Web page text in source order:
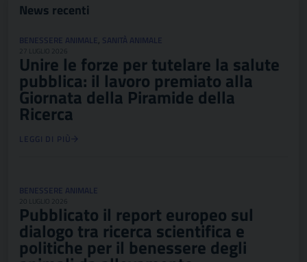
News recenti
BENESSERE ANIMALE, SANITÀ ANIMALE
27 LUGLIO 2026
Unire le forze per tutelare la salute
pubblica: il lavoro premiato alla
Giornata della Piramide della
Ricerca
LEGGI DI PIÙ
BENESSERE ANIMALE
20 LUGLIO 2026
Pubblicato il report europeo sul
dialogo tra ricerca scientifica e
politiche per il benessere degli